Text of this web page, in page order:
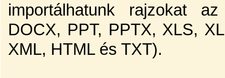
importálhatunk rajzokat
DOCX, PPT, PPTX, XLS,
XML, HTML és TXT).